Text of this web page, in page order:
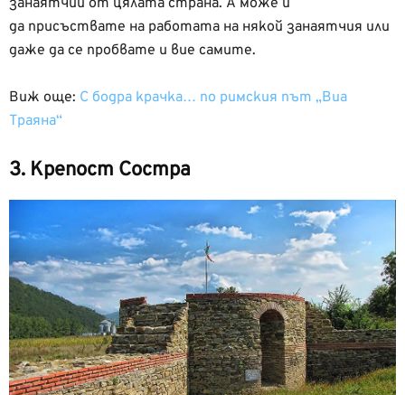
да присъствате на работата на някой занаятчия или
даже да се пробвате и вие самите.
Виж още: С бодра крачка… по римския път „Виа
Траяна“
3. Крепост Состра